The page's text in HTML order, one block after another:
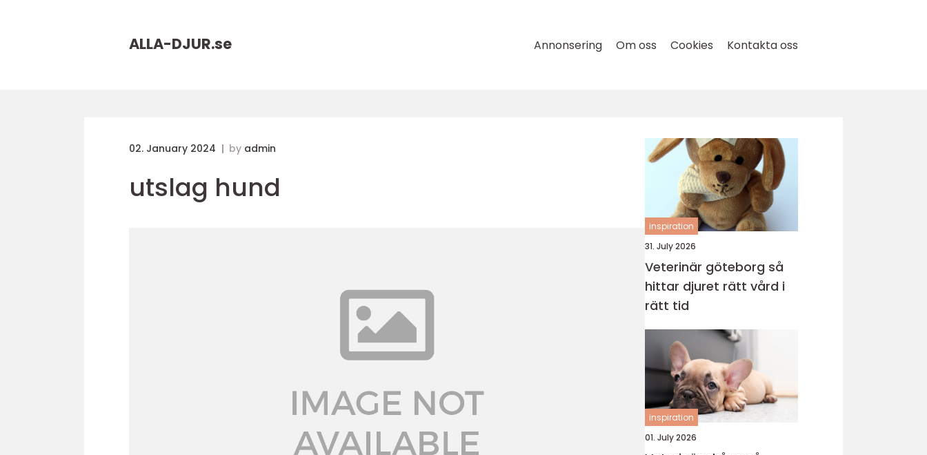
ALLA-DJUR.se Annonsering Om oss Cookies Kontakta oss
02. January 2024 by admin
utslag hund
inspiration
31. July 2026
Veterinär göteborg så
hittar djuret rätt vård i
rätt tid
inspiration
01. July 2026